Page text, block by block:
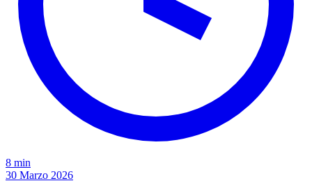
8 min
30 Marzo 2026